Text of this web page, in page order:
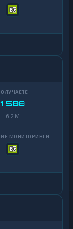
1 588
6,2 M